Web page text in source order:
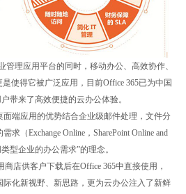
管理应用平台的同时，移动办公、高效协作、
使得它被广泛应用，目前Office 365已为中国
带来了高效便捷的云办公体验。
面端应用的优势结合企业级邮件处理，文件分
求（Exchange Online，SharePoint Online and
型企业的办公需求”的理念。
商店供客户下载后在Office 365中直接使用，
化新视野、新思路，更为云办公注入了新鲜